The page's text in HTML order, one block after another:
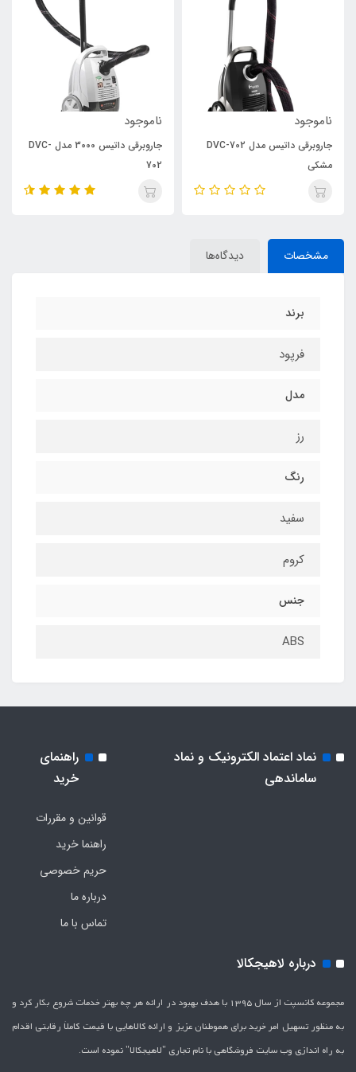
ناموجود
جاروبرقی داتیس مدل DVC-702
مشکی
ناموجود
جاروبرقی داتیس 3000 مدل DVC-
702
مشخصات دیدگاه‌ها
برند
فرپود
مدل
رز
رنگ
سفید
کروم
جنس
ABS
نماد اعتماد الکترونیک و نماد
ساماندهی
راهنمای
خرید
قوانین و مقررات
راهنما خرید
حریم خصوصی
درباره ما
تماس با ما
درباره لاهیجکالا
مجموعه کانسپت از سال 1395 با هدف بهبود در ارائه هر چه بهتر خدمات شروع بکار کرد و
به منظور تسهیل امر خرید برای هموطنان عزیز و ارائه کالاهایی با قیمت کاملاَ رقابتی اقدام
به راه اندازی وب سایت فروشگاهی با نام تجاری "لاهیج­کالا" نموده است.